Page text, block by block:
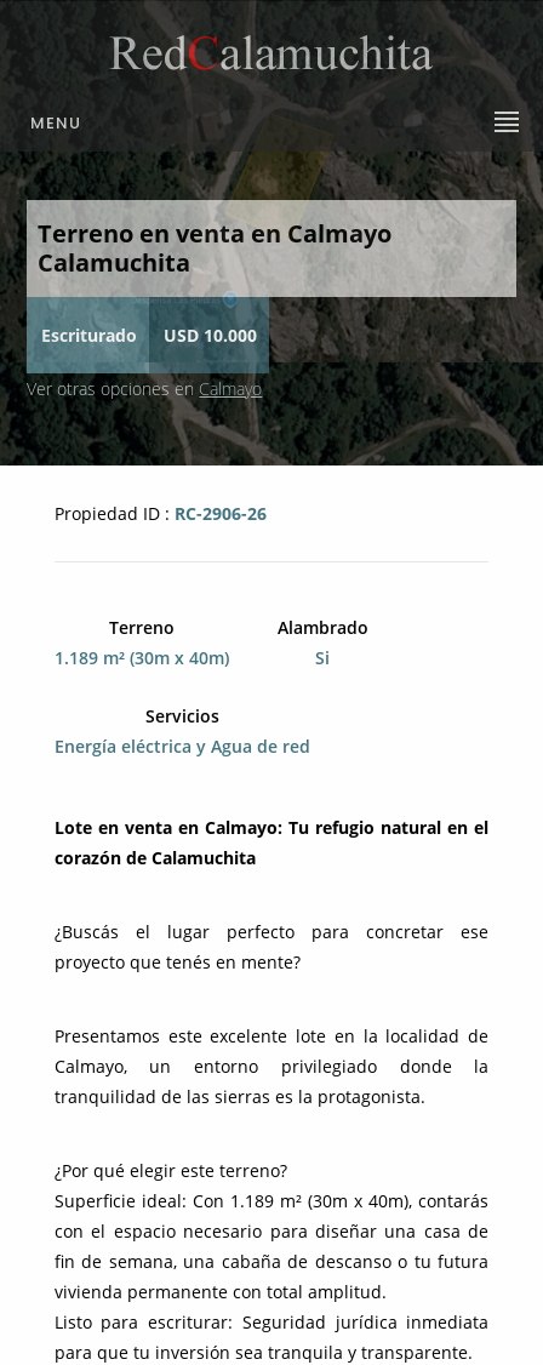
MENU
Terreno en venta en Calmayo
Calamuchita
Escriturado USD 10.000
Ver otras opciones en Calmayo
Propiedad ID : RC-2906-26
Terreno
1.189 m² (30m x 40m)
Alambrado
Si
Servicios
Energía eléctrica y Agua de red
Lote en venta en Calmayo: Tu refugio natural en el
corazón de Calamuchita
¿Buscás el lugar perfecto para concretar ese
proyecto que tenés en mente?
Presentamos este excelente lote en la localidad de
Calmayo, un entorno privilegiado donde la
tranquilidad de las sierras es la protagonista.
¿Por qué elegir este terreno?
Superficie ideal: Con 1.189 m² (30m x 40m), contarás
con el espacio necesario para diseñar una casa de
fin de semana, una cabaña de descanso o tu futura
vivienda permanente con total amplitud.
Listo para escriturar: Seguridad jurídica inmediata
para que tu inversión sea tranquila y transparente.